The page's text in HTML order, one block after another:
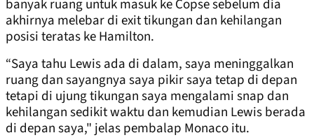
banyak ruang untuk masuk ke Copse sebelum dia
akhirnya melebar di exit tikungan dan kehilangan
posisi teratas ke Hamilton.
“Saya tahu Lewis ada di dalam, saya meninggalkan
ruang dan sayangnya saya pikir saya tetap di depan
tetapi di ujung tikungan saya mengalami snap dan
kehilangan sedikit waktu dan kemudian Lewis berada
di depan saya," jelas pembalap Monaco itu.